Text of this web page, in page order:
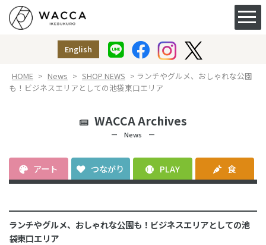
English
ACCESS&FACILITY
アクセス
（ベビー休憩室）
HOME > News > SHOP NEWS > ランチやグルメ、おしゃれな公園
も！ビジネスエリアとしての池袋東口エリア
WACCA Archives
ー News ー
アート つながり PLAY 食
ランチやグルメ、おしゃれな公園も！ビジネスエリアとしての池
袋東口エリア